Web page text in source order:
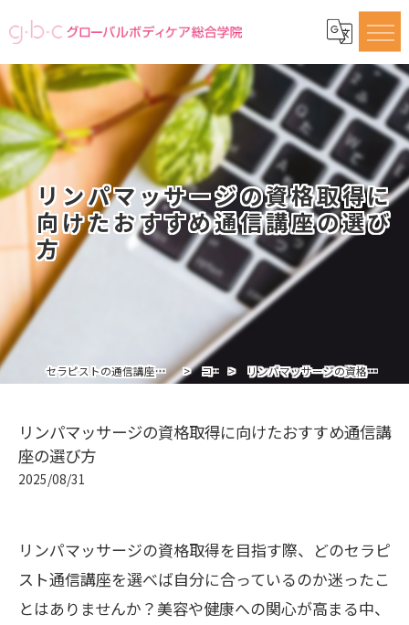
リンパマッサージの資格取得に
向けたおすすめ通信講座の選び
方
セラピストの通信講座ならグローバルボディケア総合学院 コラム リンパマッサージの資格取得に向けたおすすめ通信講座の選び方
リンパマッサージの資格取得に向けたおすすめ通信講
座の選び方
2025/08/31
リンパマッサージの資格取得を目指す際、どのセラピ
スト通信講座を選べば自分に合っているのか迷ったこ
とはありませんか？美容や健康への関心が高まる中、